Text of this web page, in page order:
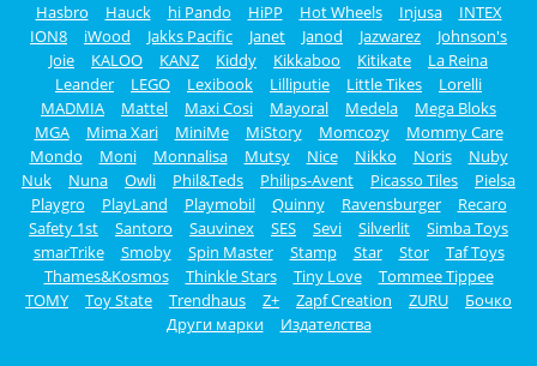
Hasbro
Hauck hi Pando HiPP Hot Wheels Injusa
INTEX
ION8
iWood Jakks Pacific Janet Janod Jazwarez
Johnson's
Joie
KALOO KANZ Kiddy Kikkaboo Kitikate
La Reina
Leander
LEGO Lexibook Lilliputie Little Tikes
Lorelli
MADMIA
Mattel Maxi Cosi Mayoral Medela
Mega Bloks
MGA
Mima Xari MiniMe MiStory Momcozy
Mommy Care
Mondo
Moni Monnalisa Mutsy Nice Nikko Noris
Nuby
Nuk
Nuna Owli Phil&Teds Philips-Avent Picasso Tiles
Pielsa
Playgro
PlayLand Playmobil Quinny Ravensburger
Recaro
Safety 1st
Santoro Sauvinex SES Sevi Silverlit
Simba Toys
smarTrike
Smoby Spin Master Stamp Star Stor
Taf Toys
Thames&Kosmos
Thinkle Stars Tiny Love
Tommee Tippee
TOMY
Toy State Trendhaus Z+ Zapf Creation ZURU
Бочко
Други марки
Издателства